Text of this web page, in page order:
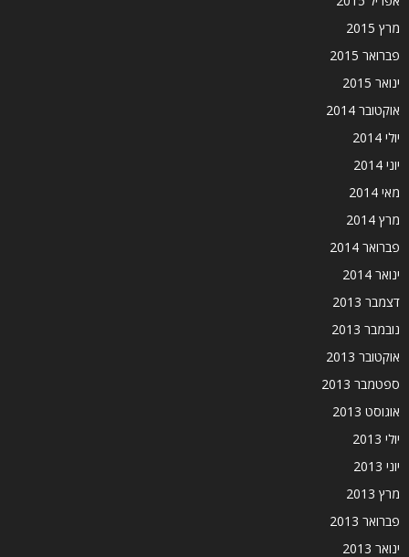
מרץ 2015
פברואר 2015
ינואר 2015
אוקטובר 2014
יולי 2014
יוני 2014
מאי 2014
מרץ 2014
פברואר 2014
ינואר 2014
דצמבר 2013
נובמבר 2013
אוקטובר 2013
ספטמבר 2013
אוגוסט 2013
יולי 2013
יוני 2013
מרץ 2013
פברואר 2013
ינואר 2013